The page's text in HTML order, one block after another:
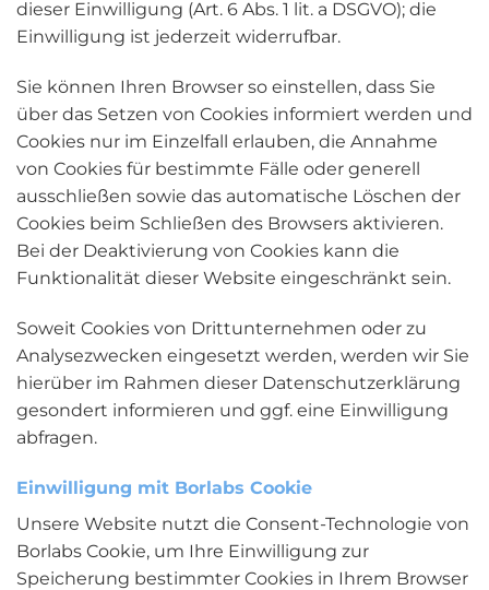
dieser Einwilligung (Art. 6 Abs. 1 lit. a DSGVO); die
Einwilligung ist jederzeit widerrufbar.
Sie können Ihren Browser so einstellen, dass Sie
über das Setzen von Cookies informiert werden und
Cookies nur im Einzelfall erlauben, die Annahme
von Cookies für bestimmte Fälle oder generell
ausschließen sowie das automatische Löschen der
Cookies beim Schließen des Browsers aktivieren.
Bei der Deaktivierung von Cookies kann die
Funktionalität dieser Website eingeschränkt sein.
Soweit Cookies von Drittunternehmen oder zu
Analysezwecken eingesetzt werden, werden wir Sie
hierüber im Rahmen dieser Datenschutzerklärung
gesondert informieren und ggf. eine Einwilligung
abfragen.
Einwilligung mit Borlabs Cookie
Unsere Website nutzt die Consent-Technologie von
Borlabs Cookie, um Ihre Einwilligung zur
Speicherung bestimmter Cookies in Ihrem Browser